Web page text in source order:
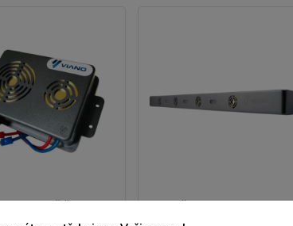
plašič do auta
myši a potkany
Vodotěsný, ultrazvukový
odpuzovač na kuny, myši a